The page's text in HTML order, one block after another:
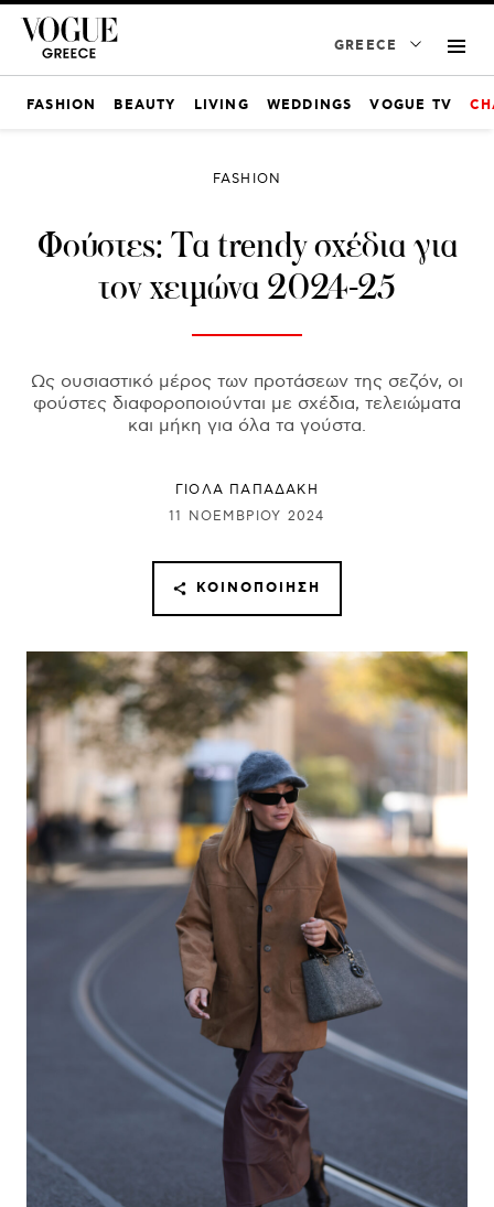
GREECE
FASHION BEAUTY LIVING WEDDINGS VOGUE TV
FASHION
Φούστες: Τα trendy σχέδια για
τον χειμώνα 2024-25
Ως ουσιαστικό μέρος των προτάσεων της σεζόν, οι
φούστες διαφοροποιούνται με σχέδια, τελειώματα
και μήκη για όλα τα γούστα.
ΓΙΌΛΑ ΠΑΠΑΔΆΚΗ
11 ΝΟΕΜΒΡΊΟΥ 2024
ΚΟΙΝΟΠΟΊΗΣΗ